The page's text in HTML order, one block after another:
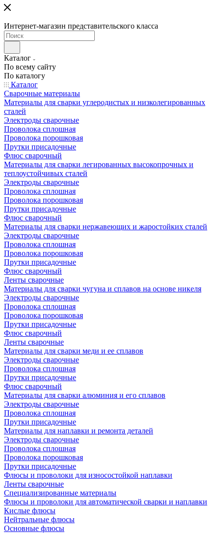
Интернет-магазин представительского класса
Каталог
По всему сайту
По каталогу
Каталог
Сварочные материалы
Материалы для сварки углеродистых и низколегированных
сталей
Электроды сварочные
Проволока сплошная
Проволока порошковая
Прутки присадочные
Флюс сварочный
Материалы для сварки легированных высокопрочных и
теплоустойчивых сталей
Электроды сварочные
Проволока сплошная
Проволока порошковая
Прутки присадочные
Флюс сварочный
Материалы для сварки нержавеющих и жаростойких сталей
Электроды сварочные
Проволока сплошная
Проволока порошковая
Прутки присадочные
Флюс сварочный
Ленты сварочные
Материалы для сварки чугуна и сплавов на основе никеля
Электроды сварочные
Проволока сплошная
Проволока порошковая
Прутки присадочные
Флюс сварочный
Ленты сварочные
Материалы для сварки меди и ее сплавов
Электроды сварочные
Проволока сплошная
Прутки присадочные
Флюс сварочный
Материалы для сварки алюминия и его сплавов
Электроды сварочные
Проволока сплошная
Прутки присадочные
Материалы для наплавки и ремонта деталей
Электроды сварочные
Проволока сплошная
Проволока порошковая
Прутки присадочные
Флюсы и проволоки для износостойкой наплавки
Ленты сварочные
Специализированные материалы
Флюсы и проволоки для автоматической сварки и наплавки
Кислые флюсы
Нейтральные флюсы
Основные флюсы